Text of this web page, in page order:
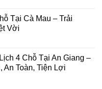
Tại Cà Mau – Trải
Vời
4 Chỗ Tại An Giang –
An Toàn, Tiện Lợi